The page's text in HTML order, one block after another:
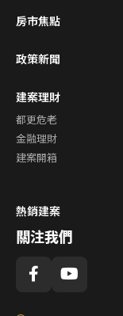
房市焦點
政策新聞
建案理財
都更危老
金融理財
建案開箱
熱銷建案
關注我們